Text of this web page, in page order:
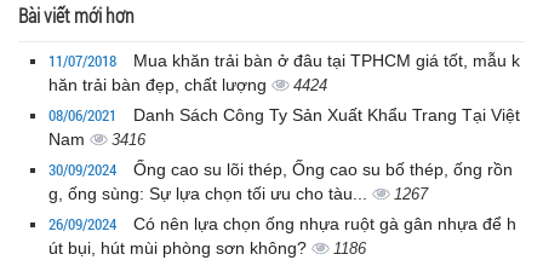
Bài viết mới hơn
11/07/2018
Mua khăn trải bàn ở đâu tại TPHCM giá tốt, mẫu k
hăn trải bàn đẹp, chất lượng
4424
08/06/2021
Danh Sách Công Ty Sản Xuất Khẩu Trang Tại Việt
Nam
3416
30/09/2024
Ống cao su lõi thép, Ống cao su bố thép, ống rồn
g, ống sùng: Sự lựa chọn tối ưu cho tàu...
1267
26/09/2024
Có nên lựa chọn ống nhựa ruột gà gân nhựa để h
út bụi, hút mùi phòng sơn không?
1186